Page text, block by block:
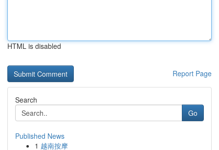
HTML is disabled
Report Page
Search
Go
Published News
1 越南按摩